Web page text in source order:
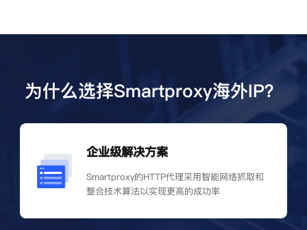
为什么选择Smartproxy海外IP？
企业级解决方案
Smartproxy的HTTP代理采用智能网络抓取和
整合技术算法以实现更高的成功率